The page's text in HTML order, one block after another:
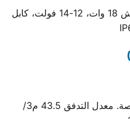
كشاف LED تحت الماء بدون نيش 18 وات، 12-14 فولت، كابل
فلتر رملي علوي ملفوف 42 بوصة. معدل التدفق 43.5 م3/